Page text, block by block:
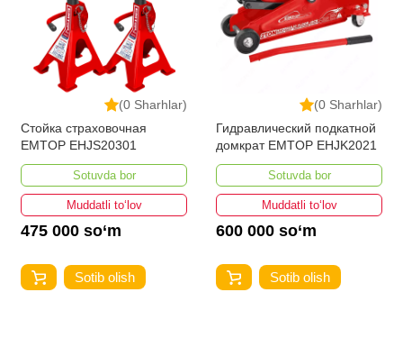
(0 Sharhlar)
Стойка страховочная
EMTOP EHJS20301
Sotuvda bor
Muddatli to‘lov
475 000 so‘m
Sotib olish
(0 Sharhlar)
Гидравлический подкатной
домкрат EMTOP EHJK2021
Sotuvda bor
Muddatli to‘lov
600 000 so‘m
Sotib olish